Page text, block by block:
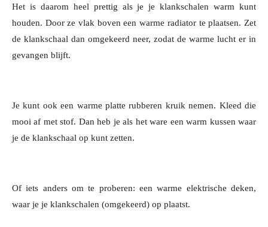
Het is daarom heel prettig als je je klankschalen warm kunt
houden. Door ze vlak boven een warme radiator te plaatsen. Zet
de klankschaal dan omgekeerd neer, zodat de warme lucht er in
gevangen blijft.
Je kunt ook een warme platte rubberen kruik nemen. Kleed die
mooi af met stof. Dan heb je als het ware een warm kussen waar
je de klankschaal op kunt zetten.
Of iets anders om te proberen: een warme elektrische deken,
waar je je klankschalen (omgekeerd) op plaatst.